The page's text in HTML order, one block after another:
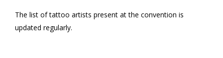
The list of tattoo artists present at the convention is
updated regularly.